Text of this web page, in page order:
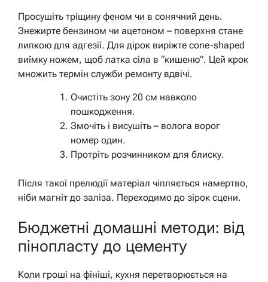
Просушіть тріщину феном чи в сонячний день.
Знежирте бензином чи ацетоном – поверхня стане
липкою для адгезії. Для дірок виріжте cone-shaped
виїмку ножем, щоб латка сіла в “кишеню”. Цей крок
множить термін служби ремонту вдвічі.
Очистіть зону 20 см навколо
пошкодження.
Змочіть і висушіть – волога ворог
номер один.
Протріть розчинником для блиску.
Після такої прелюдії матеріал чіпляється намертво,
ніби магніт до заліза. Переходимо до зірок сцени.
Бюджетні домашні методи: від
пінопласту до цементу
Коли гроші на фініші, кухня перетворюється на